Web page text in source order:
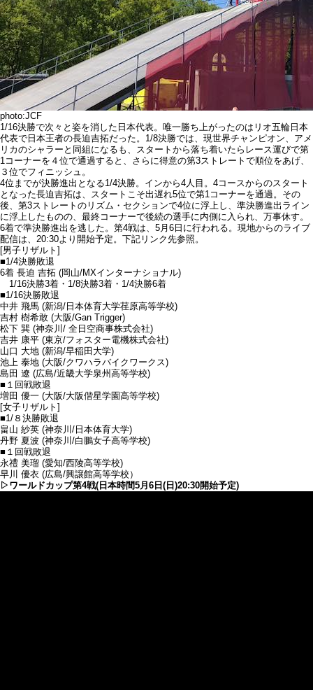
photo:JCF
1/16決勝で次々と姿を消した日本代表。唯一勝ち上がったのはリオ五輪日本
代表で日本王者の長迫吉拓だった。1/8決勝では、現世界チャンピオン、アメ
リカのシャラーと同組になるも、スタートから落ち着いたらレース運びで第
1コーナーを４位で通過すると、さらに得意の第3ストレートで順位をあげ、
３位でフィニッシュ。
4位までが決勝進出となる1/4決勝。インから4人目。4コースからのスタート
となった長迫吉拓は、スタートこそ出遅れ5位で第1コーナーを通過。その
後、第3ストレートのリズム・セクションで4位に浮上し、準決勝進出ライン
に浮上したものの、最終コーナーで後続の選手に内側に入られ、万事休す。
6着で準決勝進出を逃した。第4戦は、5月6日に行われる。現地からのライブ
配信は、20:30より開始予定。下記リンク先参照。
[男子リザルト]
■1/4決勝敗退
6着 長迫 吉拓 (岡山/MXインターナショナル)
1/16決勝3着・1/8決勝3着・1/4決勝6着
■1/16決勝敗退
中井 飛馬 (新潟/日本体育大学荏原高等学校)
吉村 樹希敢 (大阪/Gan Trigger)
松下 巽 (神奈川/ 全日空商事株式会社)
吉井 康平 (東京/フォスター電機株式会社)
山口 大地 (新潟/早稲田大学)
池上 泰地 (大阪/クワハラバイクワークス)
島田 遼 (広島/近畿大学泉州高等学校)
■１回戦敗退
増田 優一 (大阪/大阪偕星学園高等学校)
[女子リザルト]
■1/８決勝敗退
畠山 紗英 (神奈川/日本体育大学)
丹野 夏波 (神奈川/白鵬女子高等学校)
■１回戦敗退
永禮 美瑠 (愛知/西陵高等学校)
早川 優衣 (広島/興譲館高等学校）
▷ワールドカップ第4戦(日本時間5月6日(日)20:30開始予定)